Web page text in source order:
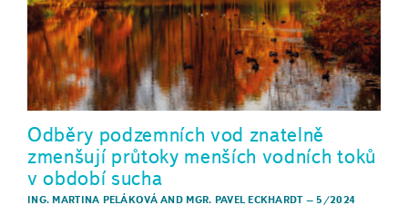
Odběry podzemních vod znatelně
zmenšují průtoky menších vodních toků
v období sucha
ING. MARTINA PELÁKOVÁAND MGR. PAVEL ECKHARDT–5/2024